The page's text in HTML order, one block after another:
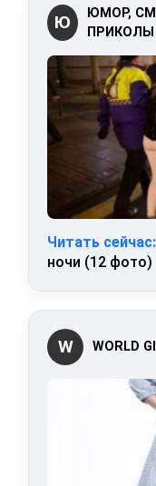
Ю
ЮМОР,
ПРИКОЛЫ
Читать сейчас:
ночи (12 фото)
W WORLD